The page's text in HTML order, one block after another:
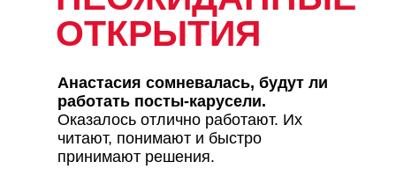
Анастасия сомневалась, будут ли
работать посты-карусели.
Оказалось отлично работают. Их
читают, понимают и быстро
принимают решения.
ОТКРЫТИЯ